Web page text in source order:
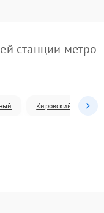
станции метро
Кировский